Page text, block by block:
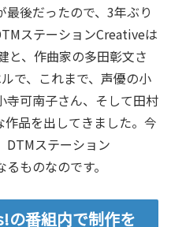
後だったので、3年ぶり
ステーションCreativeは
と、作曲家の多田彰文さ
で、これまで、声優の小
寺可南子さん、そして田村
品を出してきました。今
DTMステーション
ものなのです。
の番組内で制作を